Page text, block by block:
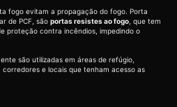
fogo evitam a propagação do fogo. Porta
de PCF, são portas resistes ao fogo , que tem
proteção contra incêndios, impedindo o
são utilizadas em áreas de refúgio,
e locais que tenham acesso as